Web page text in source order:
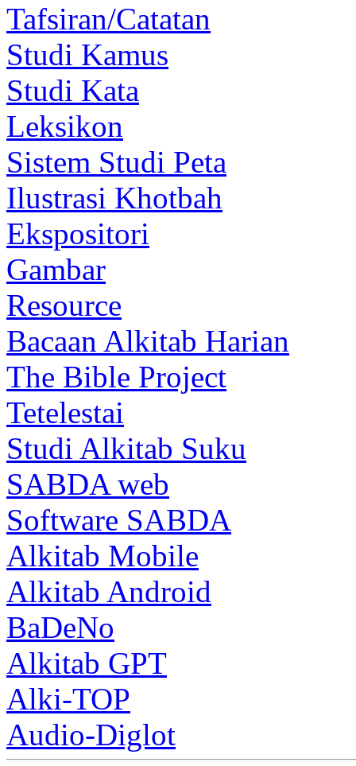
Tafsiran/Catatan
Studi Kamus
Studi Kata
Leksikon
Sistem Studi Peta
Ilustrasi Khotbah
Ekspositori
Gambar
Resource
Bacaan Alkitab Harian
The Bible Project
Tetelestai
Studi Alkitab Suku
SABDA web
Software SABDA
Alkitab Mobile
Alkitab Android
BaDeNo
Alkitab GPT
Alki-TOP
Audio-Diglot